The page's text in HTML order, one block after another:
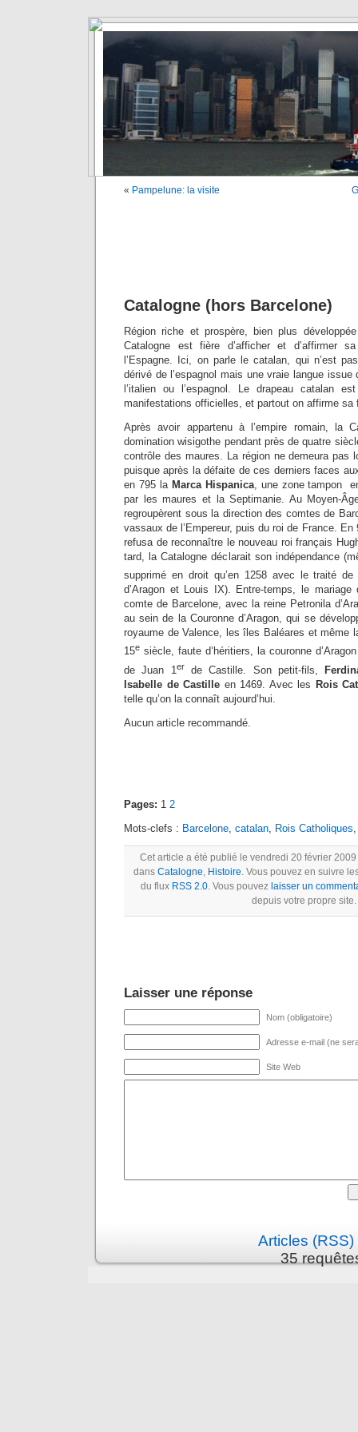
« Pampelune: la visite
Catalogne (hors Barcelone)
Région riche et prospère, bien plus
Catalogne est fière d’afficher et d’affirmer
l’Espagne. Ici, on parle le catalan, qui n’est
dérivé de l’espagnol mais une vraie langue
l’italien ou l’espagnol. Le drapeau catalan
manifestations officielles, et partout on affirme sa
Après avoir appartenu à l’empire romain, la
domination wisigothe pendant près de quatre
contrôle des maures. La région ne demeura pas
puisque après la défaite de ces derniers faces
en 795 la Marca Hispanica, une zone tampon
par les maures et la Septimanie. Au Moyen-
regroupèrent sous la direction des comtes de
vassaux de l’Empereur, puis du roi de France.
refusa de reconnaître le nouveau roi français
tard, la Catalogne déclarait son indépendance
supprimé en droit qu’en 1258 avec le traité
d’Aragon et Louis IX). Entre-temps, le
comte de Barcelone, avec la reine Petronila
au sein de la Couronne d’Aragon, qui se
royaume de Valence, les îles Baléares et même
15e siècle, faute d’héritiers, la couronne
de Juan 1er de Castille. Son petit-fils,
Isabelle de Castille en 1469. Avec les Rois
telle qu’on la connaît aujourd’hui.
Aucun article recommandé.
Pages: 1 2
Mots-clefs : Barcelone, catalan, Rois Catholiques
Cet article a été publié le vendredi 20 février
dans Catalogne, Histoire. Vous pouvez en suivre
du flux RSS 2.0. Vous pouvez laisser un
depuis votre propre site.
Laisser une réponse
Nom (obligatoire)
Adresse e-mail (ne
Site Web
Articles (RSS)
35